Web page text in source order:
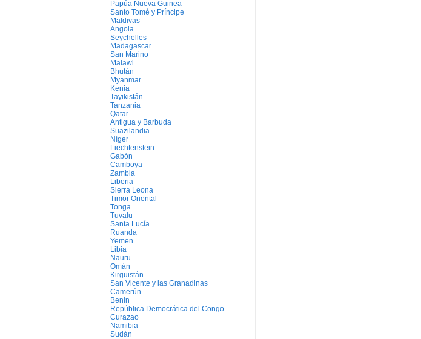
Papúa Nueva Guinea
Santo Tomé y Príncipe
Maldivas
Angola
Seychelles
Madagascar
San Marino
Malawi
Bhután
Myanmar
Kenia
Tayikistán
Tanzania
Qatar
Antigua y Barbuda
Suazilandia
Níger
Liechtenstein
Gabón
Camboya
Zambia
Liberia
Sierra Leona
Timor Oriental
Tonga
Tuvalu
Santa Lucía
Ruanda
Yemen
Libia
Nauru
Omán
Kirguistán
San Vicente y las Granadinas
Camerún
Benin
República Democrática del Congo
Curazao
Namibia
Sudán